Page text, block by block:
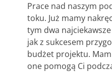
Prace nad naszym
toku. Już mamy
tym dwa
jak z sukcesem
budżet projektu.
one pomogą Ci